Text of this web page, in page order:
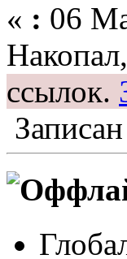
« : 06
ссылок.
Записан